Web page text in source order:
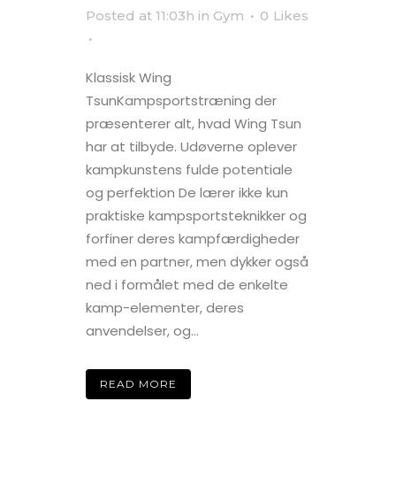
Posted at 11:03h in Gym 0 Likes
Klassisk Wing
TsunKampsportstræning der
præsenterer alt, hvad Wing Tsun
har at tilbyde. Udøverne oplever
kampkunstens fulde potentiale
og perfektion De lærer ikke kun
praktiske kampsportsteknikker og
forfiner deres kampfærdigheder
med en partner, men dykker også
ned i formålet med de enkelte
kamp-elementer, deres
anvendelser, og...
READ MORE